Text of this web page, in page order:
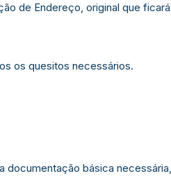
de Endereço, original que
os quesitos necessários.
documentação básica